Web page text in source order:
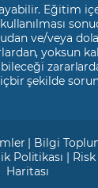
Eğitim
ve/veya
yoksun
şekilde
| Bilgi
Politikası |
Haritası